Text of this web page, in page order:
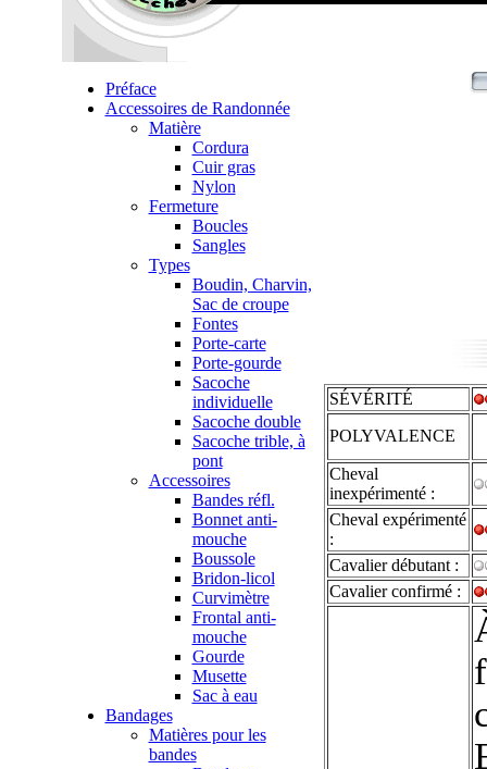
Préface
Accessoires de Randonnée
Matière
Cordura
Cuir gras
Nylon
Fermeture
Boucles
Sangles
Types
Boudin, Charvin,
Sac de croupe
Fontes
Porte-carte
Porte-gourde
Sacoche
individuelle
Sacoche double
Sacoche trible, à
pont
Accessoires
Bandes réfl.
Bonnet anti-
mouche
Boussole
Bridon-licol
Curvimètre
Frontal anti-
mouche
Gourde
Musette
Sac à eau
Bandages
Matières pour les
bandes
SÉVÉRITÉ
POLYVALENCE
Cheval
inexpérimenté :
Cheval expérimenté
:
Cavalier débutant :
Cavalier confirmé :